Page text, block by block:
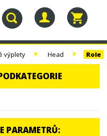
TENISOVÉ
TENISOVÉ
výplety Head Role
PARAMETRŮ: